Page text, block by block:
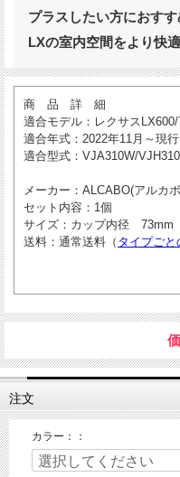
プラスしたい方におすす
LXの室内空間をより快
商 品 詳 細
適合モデル ：レクサス
適合年式 ：2022年11月～現行
適合型式 ：VJA310W/
メーカー ：ALCABO(アルカ
セット内容 ：1個
サイズ ：カップ内径 73mm
送料 ：通常送料（ タイプご
注文
カラー：：